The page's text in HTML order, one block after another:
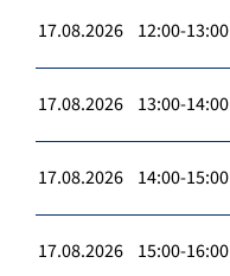
17.08.2026 12:00-13:00
17.08.2026 13:00-14:00
17.08.2026 14:00-15:00
17.08.2026 15:00-16:00